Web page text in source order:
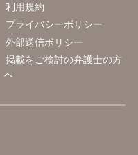
利用規約
プライバシーポリシー
外部送信ポリシー
掲載をご検討の弁護士の方
へ